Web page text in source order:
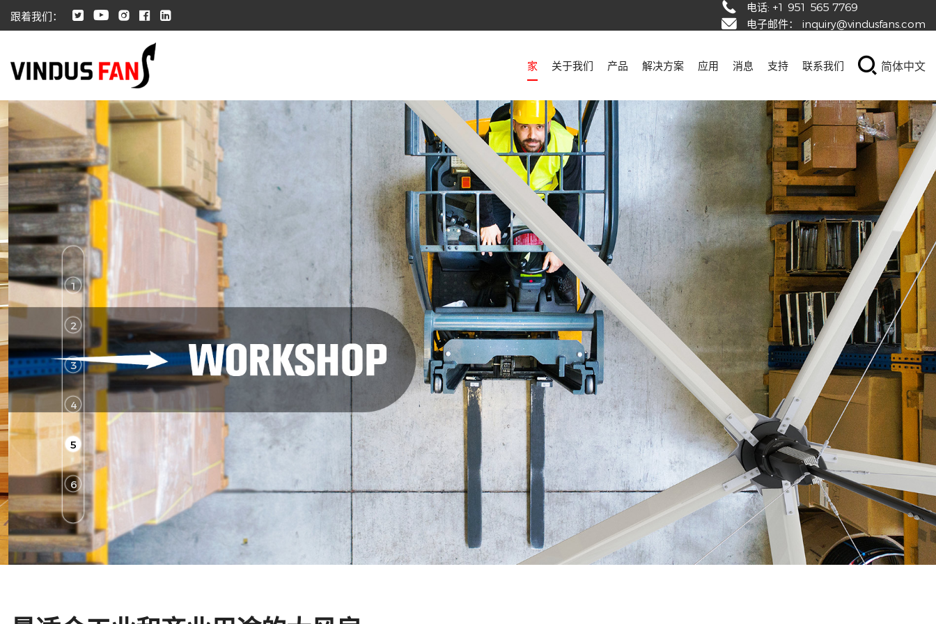
跟着我们：
电话: +1 951 565 7769
电子邮件： inquiry@vindusfans.com
家 关于我们 产品 解决方案 应用 消息 支持 联系我们 简体中文
1
2
3
4
5
6